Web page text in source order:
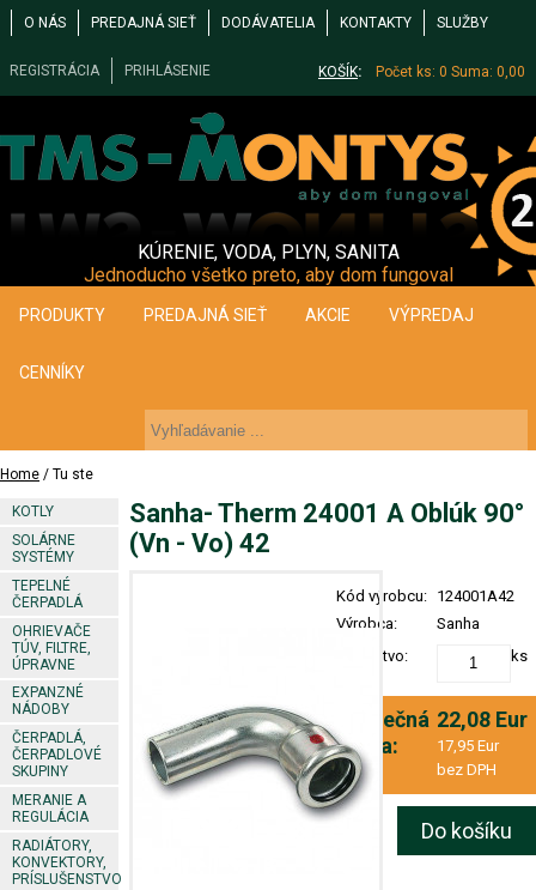
O NÁS PREDAJNÁ SIEŤ DODÁVATELIA KONTAKTY SLUŽBY
REGISTRÁCIA PRIHLÁSENIE KOŠÍK: Počet ks: 0 Suma: 0,00
KÚRENIE, VODA, PLYN, SANITA
Jednoducho všetko preto, aby dom fungoval
PRODUKTY PREDAJNÁ SIEŤ AKCIE VÝPREDAJ
CENNÍKY
Home / Tu ste
KOTLY
SOLÁRNE
SYSTÉMY
TEPELNÉ
ČERPADLÁ
OHRIEVAČE
TÚV, FILTRE,
ÚPRAVNE
EXPANZNÉ
NÁDOBY
ČERPADLÁ,
ČERPADLOVÉ
SKUPINY
MERANIE A
REGULÁCIA
RADIÁTORY,
KONVEKTORY,
PRÍSLUŠENSTVO
Sanha- Therm 24001 A Oblúk 90°
(Vn - Vo) 42
Kód výrobcu: 124001A42
Výrobca:
Sanha
Množstvo:
ks
Konečná
cena:
22,08 Eur
17,95 Eur
bez DPH
Do košíku